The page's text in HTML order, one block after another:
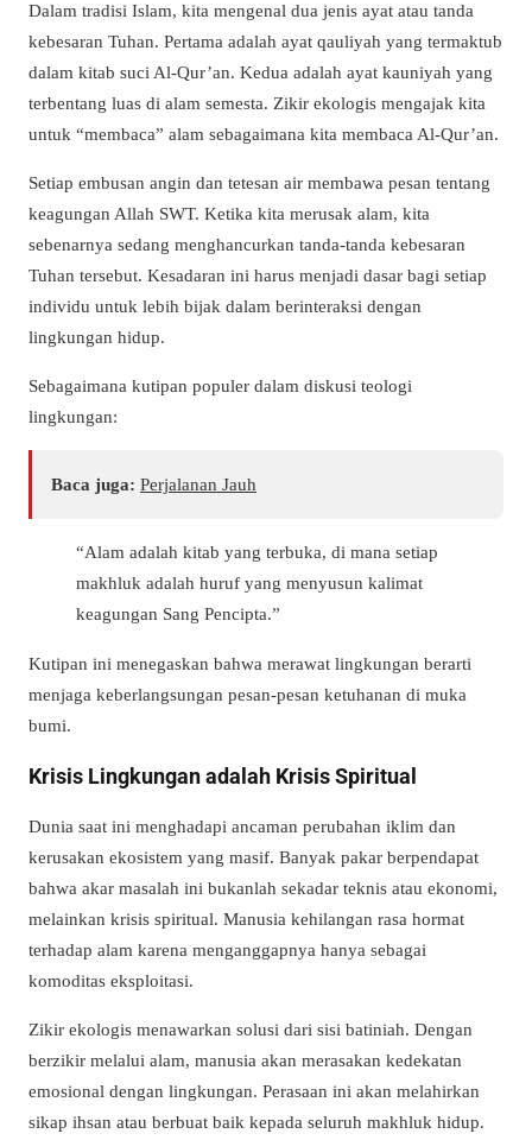
Dalam tradisi Islam, kita mengenal dua jenis ayat atau tanda
kebesaran Tuhan. Pertama adalah ayat qauliyah yang termaktub
dalam kitab suci Al-Qur’an. Kedua adalah ayat kauniyah yang
terbentang luas di alam semesta. Zikir ekologis mengajak kita
untuk “membaca” alam sebagaimana kita membaca Al-Qur’an.
Setiap embusan angin dan tetesan air membawa pesan tentang
keagungan Allah SWT. Ketika kita merusak alam, kita
sebenarnya sedang menghancurkan tanda-tanda kebesaran
Tuhan tersebut. Kesadaran ini harus menjadi dasar bagi setiap
individu untuk lebih bijak dalam berinteraksi dengan
lingkungan hidup.
Sebagaimana kutipan populer dalam diskusi teologi
lingkungan:
Baca juga: Perjalanan Jauh
“Alam adalah kitab yang terbuka, di mana setiap
makhluk adalah huruf yang menyusun kalimat
keagungan Sang Pencipta.”
Kutipan ini menegaskan bahwa merawat lingkungan berarti
menjaga keberlangsungan pesan-pesan ketuhanan di muka
bumi.
Krisis Lingkungan adalah Krisis Spiritual
Dunia saat ini menghadapi ancaman perubahan iklim dan
kerusakan ekosistem yang masif. Banyak pakar berpendapat
bahwa akar masalah ini bukanlah sekadar teknis atau ekonomi,
melainkan krisis spiritual. Manusia kehilangan rasa hormat
terhadap alam karena menganggapnya hanya sebagai
komoditas eksploitasi.
Zikir ekologis menawarkan solusi dari sisi batiniah. Dengan
berzikir melalui alam, manusia akan merasakan kedekatan
emosional dengan lingkungan. Perasaan ini akan melahirkan
sikap ihsan atau berbuat baik kepada seluruh makhluk hidup.